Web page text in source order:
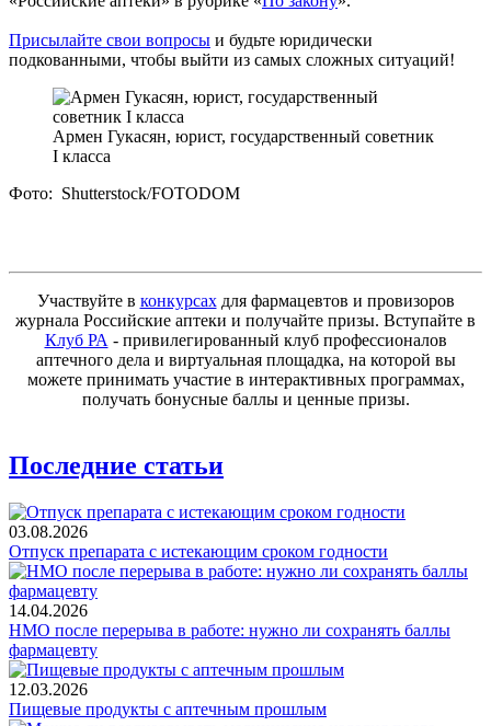
Присылайте свои вопросы и будьте юридически
подкованными, чтобы выйти из самых сложных ситуаций!
Армен Гукасян, юрист, государственный советник
I класса
Фото: Shutterstoсk/FOTODOM
Участвуйте в конкурсахдля фармацевтов и провизоров
журнала Российские аптеки и получайте призы. Вступайте в
Клуб РА - привилегированный клуб профессионалов
аптечного дела и виртуальная площадка, на которой вы
можете принимать участие в интерактивных программах,
получать бонусные баллы и ценные призы.
Последние статьи
03.08.2026
Отпуск препарата с истекающим сроком годности
14.04.2026
НМО после перерыва в работе: нужно ли сохранять баллы
фармацевту
12.03.2026
Пищевые продукты с аптечным прошлым